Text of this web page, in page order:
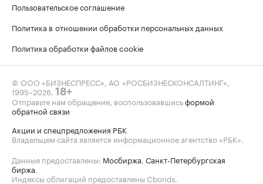
Пользовательское соглашение
Политика в отношении обработки персональных данных
Политика обработки файлов cookie
© ООО «БИЗНЕСПРЕСС», АО «РОСБИЗНЕСКОНСАЛТИНГ»,
1995–2026. 18+
Отправьте нам обращение, воспользовавшисьформой
обратной связи
Акции и спецпредложения РБК
Владельцем сайта является информационное агентство «РБК».
Данные предоставлены: Мосбиржа, Санкт-Петербургская
биржа.
Индексы облигаций предоставлены Cbonds.